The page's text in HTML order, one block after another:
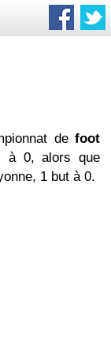
de foot
0, alors que
1 but à 0.